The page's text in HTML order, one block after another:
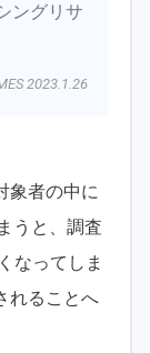
ングリサ
2023.1.26
象者の中に
うと、調査
なってしま
れることへ